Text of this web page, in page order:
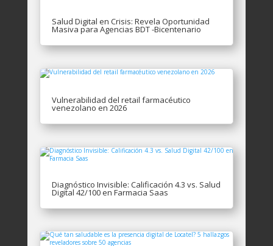
Salud Digital en Crisis: Revela Oportunidad
Masiva para Agencias BDT -Bicentenario
Vulnerabilidad del retail farmacéutico
venezolano en 2026
Diagnóstico Invisible: Calificación 4.3 vs. Salud
Digital 42/100 en Farmacia Saas